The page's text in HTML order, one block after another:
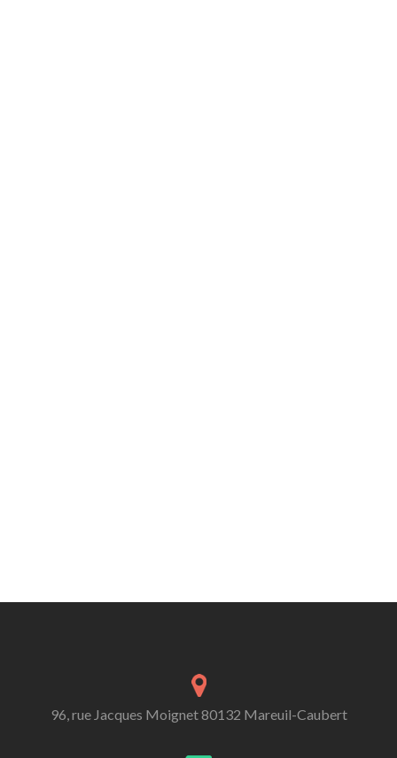
96, rue Jacques Moignet 80132 Mareuil-Caubert